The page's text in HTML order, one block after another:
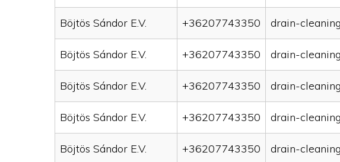
Böjtös Sándor E.V. +36207743350 drain-
Böjtös Sándor E.V. +36207743350 drain-
Böjtös Sándor E.V. +36207743350 drain-
Böjtös Sándor E.V. +36207743350 drain-
Böjtös Sándor E.V. +36207743350 drain-